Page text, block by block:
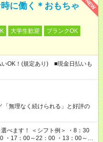
NEW
に働く＊おもちゃ
大学生歓迎
ブランクOK
OK！(規定あり) ■現金日払いも
「無理なく続けられる」と好評の
・17：00～22：00 ・13：00～